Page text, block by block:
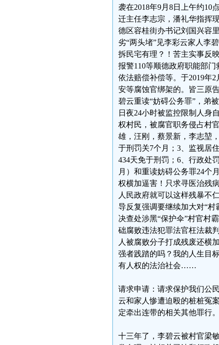
袭在2018年9月8日上午约10
迁主任李志宗，潘礼华指挥
德区容桂街办书记刘国兴容
劣“两头堵”见李彩云家人李
拆民宅有理？！苦主实事反
报警110等顺德政府职能部
依法赔偿补偿等。于2019年
安等腐蚀官绑架的。皆三原
碧云重读“妨碍公务罪”，弟
日夜24小时被监控限制人身
权村民，被腐官职务侵占村
雄，汪刚，蔡景新，李志堃
于刑罚关7个月；3、监视居
434天免于刑罚；6、行政处
月）和重读妨碍公务罪24个
权横加逼害！只求寻医治残
人民政府就可以这样残暴不
导反复强调要继续加大对“
决查处涉黑“保护伞”村官村
础腐败违法犯罪法官枉法裁
人被腐败分子打成残废还横
强者践踏的吗？我的人生目
有人权的法治社会……
请求申请：请求保护我们公
云和家人惨遭迫殴的桩桩冤
定牵出连带的相关其他罪行
十三年了，李碧云被村官梁